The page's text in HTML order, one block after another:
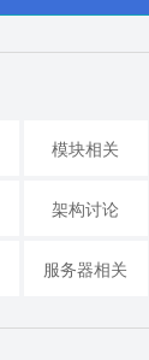
模块相关
架构讨论
服务器相关